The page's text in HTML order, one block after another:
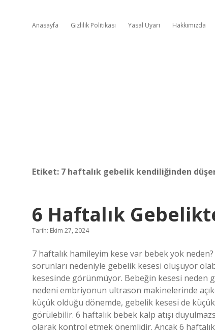
Anasayfa Gizlilik Politikası Yasal Uyarı Hakkımızda
Etiket: 7 haftalık gebelik kendiliğinden
6 Haftalık
Tarih: Ekim 27, 2024
7 haftalık hamileyim kese var bebek yok
sorunları nedeniyle gebelik kesesi oluşuyor
kesesinde görünmüyor. Bebeğin kesesi neden
nedeni embriyonun ultrason makinelerinde
küçük olduğu dönemde, gebelik kesesi de
görülebilir. 6 haftalık bebek kalp atışı
olarak kontrol etmek önemlidir. Ancak 6